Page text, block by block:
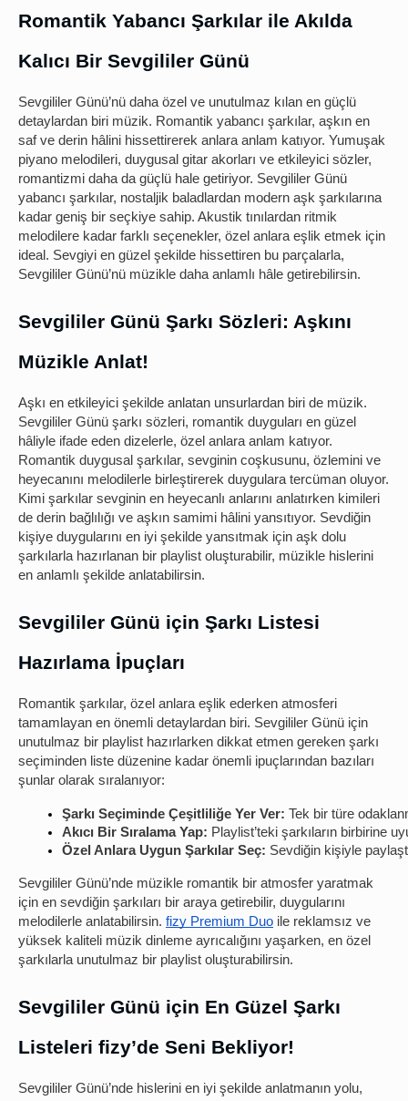
Romantik Yabancı Şarkılar ile Akılda
Kalıcı Bir Sevgililer Günü
Sevgililer Günü’nü daha özel ve unutulmaz kılan en güçlü
detaylardan biri müzik. Romantik yabancı şarkılar, aşkın en
saf ve derin hâlini hissettirerek anlara anlam katıyor. Yumuşak
piyano melodileri, duygusal gitar akorları ve etkileyici sözler,
romantizmi daha da güçlü hale getiriyor. Sevgililer Günü
yabancı şarkılar, nostaljik baladlardan modern aşk şarkılarına
kadar geniş bir seçkiye sahip. Akustik tınılardan ritmik
melodilere kadar farklı seçenekler, özel anlara eşlik etmek için
ideal. Sevgiyi en güzel şekilde hissettiren bu parçalarla,
Sevgililer Günü’nü müzikle daha anlamlı hâle getirebilirsin.
Sevgililer Günü Şarkı Sözleri: Aşkını
Müzikle Anlat!
Aşkı en etkileyici şekilde anlatan unsurlardan biri de müzik.
Sevgililer Günü şarkı sözleri, romantik duyguları en güzel
hâliyle ifade eden dizelerle, özel anlara anlam katıyor.
Romantik duygusal şarkılar, sevginin coşkusunu, özlemini ve
heyecanını melodilerle birleştirerek duygulara tercüman oluyor.
Kimi şarkılar sevginin en heyecanlı anlarını anlatırken kimileri
de derin bağlılığı ve aşkın samimi hâlini yansıtıyor. Sevdiğin
kişiye duygularını en iyi şekilde yansıtmak için aşk dolu
şarkılarla hazırlanan bir playlist oluşturabilir, müzikle hislerini
en anlamlı şekilde anlatabilirsin.
Sevgililer Günü için Şarkı Listesi
Hazırlama İpuçları
Romantik şarkılar, özel anlara eşlik ederken atmosferi
tamamlayan en önemli detaylardan biri. Sevgililer Günü için
unutulmaz bir playlist hazırlarken dikkat etmen gereken şarkı
seçiminden liste düzenine kadar önemli ipuçlarından bazıları
şunlar olarak sıralanıyor:
Şarkı Seçiminde Çeşitliliğe Yer Ver: Tek bir türe
Akıcı Bir Sıralama Yap: Playlist’teki şarkıların birbirine
Özel Anlara Uygun Şarkılar Seç: Sevdiğin kişiyle
Sevgililer Günü’nde müzikle romantik bir atmosfer yaratmak
için en sevdiğin şarkıları bir araya getirebilir, duygularını
melodilerle anlatabilirsin. fizy Premium Duo ile reklamsız ve
yüksek kaliteli müzik dinleme ayrıcalığını yaşarken, en özel
şarkılarla unutulmaz bir playlist oluşturabilirsin.
Sevgililer Günü için En Güzel Şarkı
Listeleri fizy’de Seni Bekliyor!
Sevgililer Günü’nde hislerini en iyi şekilde anlatmanın yolu,